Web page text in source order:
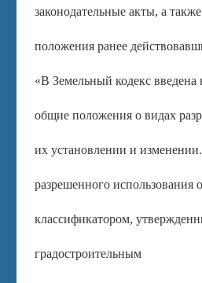
законодательные акты, а
положения ранее
«В Земельный кодекс введена
общие положения о видах
их установлении и
разрешенного использования
классификатором,
градостроительным